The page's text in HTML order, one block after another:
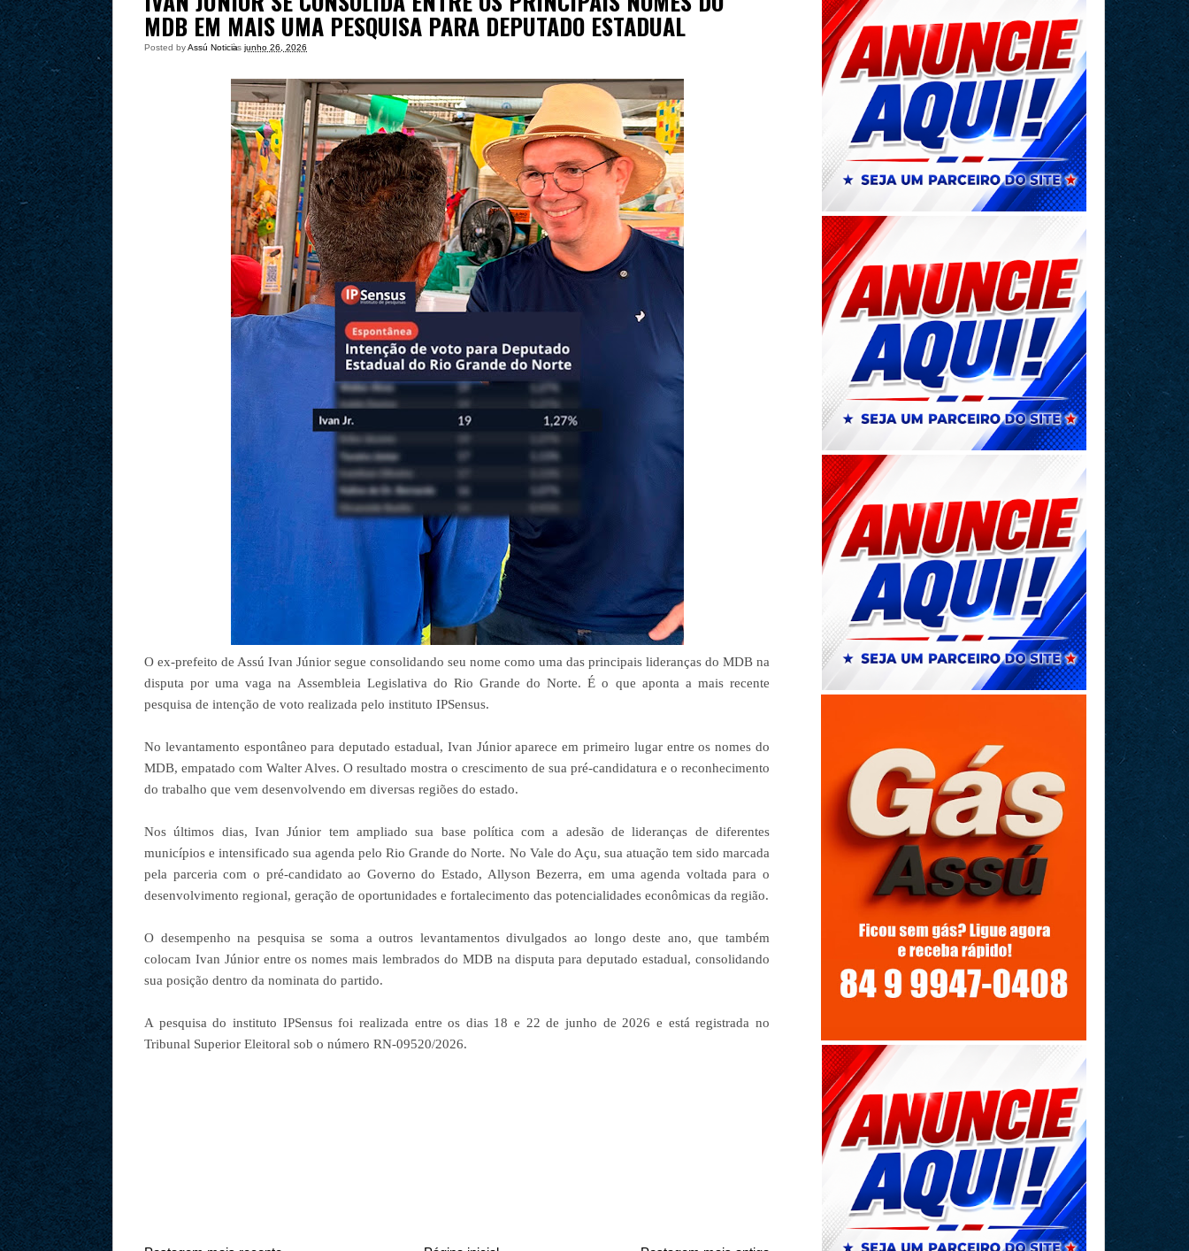
MDB EM MAIS UMA PESQUISA PARA DEPUTADO ESTADUAL
Posted byAssú Noticia
às junho 26, 2026
O ex-prefeito de Assú Ivan Júnior segue consolidando seu nome como uma das principais lideranças do MDB na
disputa por uma vaga na Assembleia Legislativa do Rio Grande do Norte. É o que aponta a mais recente
pesquisa de intenção de voto realizada pelo instituto IPSensus.
No levantamento espontâneo para deputado estadual, Ivan Júnior aparece em primeiro lugar entre os nomes do
MDB, empatado com Walter Alves. O resultado mostra o crescimento de sua pré-candidatura e o reconhecimento
do trabalho que vem desenvolvendo em diversas regiões do estado.
Nos últimos dias, Ivan Júnior tem ampliado sua base política com a adesão de lideranças de diferentes
municípios e intensificado sua agenda pelo Rio Grande do Norte. No Vale do Açu, sua atuação tem sido marcada
pela parceria com o pré-candidato ao Governo do Estado, Allyson Bezerra, em uma agenda voltada para o
desenvolvimento regional, geração de oportunidades e fortalecimento das potencialidades econômicas da região.
O desempenho na pesquisa se soma a outros levantamentos divulgados ao longo deste ano, que também
colocam Ivan Júnior entre os nomes mais lembrados do MDB na disputa para deputado estadual, consolidando
sua posição dentro da nominata do partido.
A pesquisa do instituto IPSensus foi realizada entre os dias 18 e 22 de junho de 2026 e está registrada no
Tribunal Superior Eleitoral sob o número RN-09520/2026.